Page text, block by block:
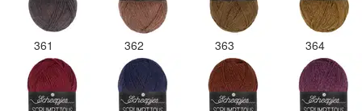
361 362 363 364